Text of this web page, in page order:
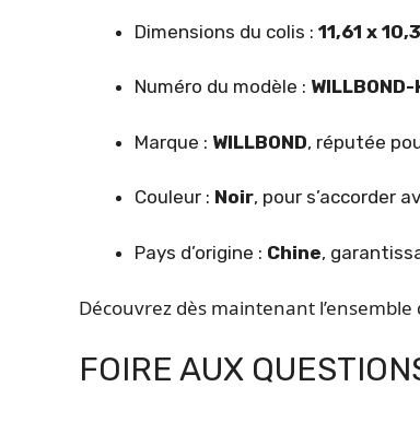
Dimensions du colis : 11,61 x
Numéro du modèle :
Marque : WILLBOND, réputée
Couleur : Noir, pour s’accorder
Pays d’origine : Chine,
Découvrez dès maintenant
FOIRE AUX